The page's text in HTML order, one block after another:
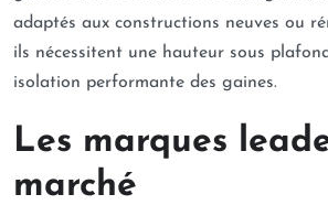
adaptés aux constructions neuves ou
ils nécessitent une hauteur sous
isolation performante des gaines.
Les marques
marché